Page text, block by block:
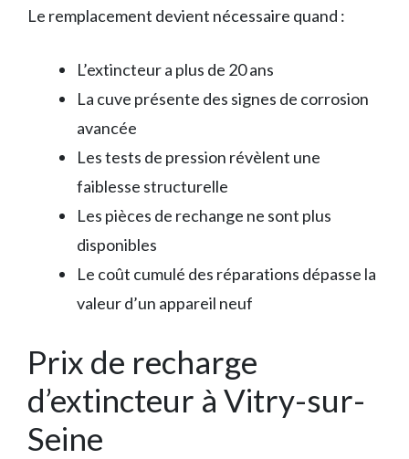
Le remplacement devient nécessaire quand :
L’extincteur a plus de 20 ans
La cuve présente des signes de corrosion
avancée
Les tests de pression révèlent une
faiblesse structurelle
Les pièces de rechange ne sont plus
disponibles
Le coût cumulé des réparations dépasse la
valeur d’un appareil neuf
Prix de recharge
d’extincteur à Vitry-sur-
Seine